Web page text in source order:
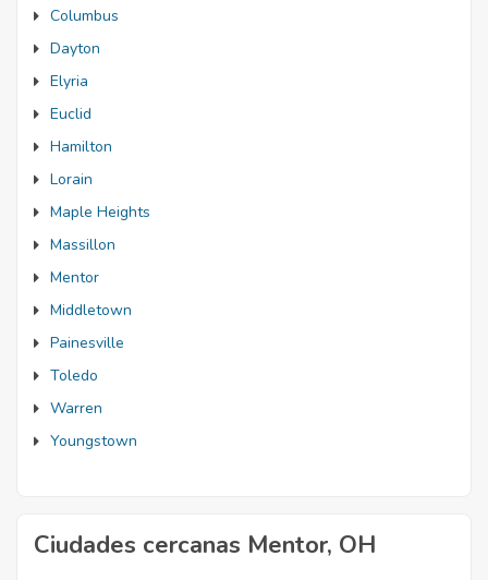
Columbus
Dayton
Elyria
Euclid
Hamilton
Lorain
Maple Heights
Massillon
Mentor
Middletown
Painesville
Toledo
Warren
Youngstown
Ciudades cercanas Mentor, OH